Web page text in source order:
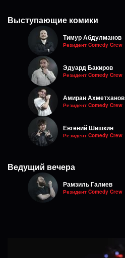
Выступающие комики
Тимур Абдулманов
Резидент Comedy Crew
Эдуард Бакиров
Резидент Comedy Crew
Амиран Ахметханов
Резидент Comedy Crew
Евгений Шишкин
Резидент Comedy Crew
Ведущий вечера
Рамзиль Галиев
Резидент Comedy Crew